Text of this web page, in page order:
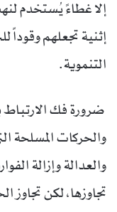
إلا غطاءً يُستخدم
إثنية تجعلهم وقوداً
التنموية.
ضرورة فك الارتباط
والحركات المسلحة
والعدالة وإزالة
تجاوزها، لكن تجاوز